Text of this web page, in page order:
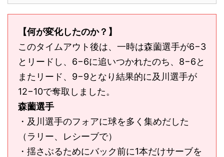
【何が変化したのか？】
このタイムアウト後は、一時は森薗選手が6−3
とリードし、6−6に追いつかれたのち、8−6と
またリード、9−9となり結果的に及川選手が
12−10で奪取しました。
森薗選手
・及川選手のフォアに球を多く集めだした
（ラリー、レシーブで）
・揺さぶるためにバック前に1本だけサーブを